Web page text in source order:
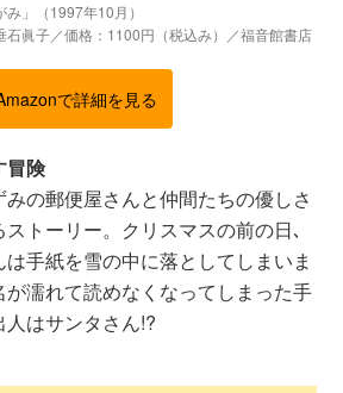
み」（1997年10月）
石眞子／価格：1100円（税込み）／福音館書店
で詳細を見る
冒険
の郵便屋さんと仲間たちの優しさ
トーリー。クリスマスの前の日､
手紙を雪の中に落としてしまいま
が濡れて読めなくなってしまった手
はサンタさん!?